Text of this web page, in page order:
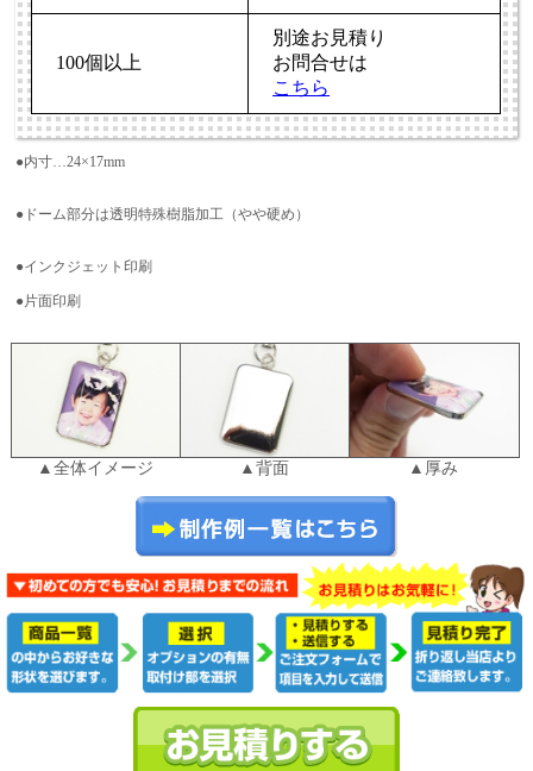
100個以上
別途お見積り
お問合せは
こちら
●内寸…24×17mm
●ドーム部分は透明特殊樹脂加工（やや硬め）
●インクジェット印刷
●片面印刷
▲全体イメージ ▲背面 ▲厚み